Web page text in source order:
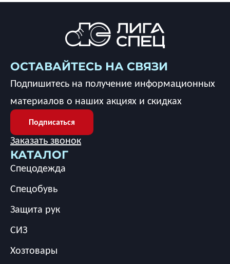
КАТАЛОГ
Спецодежда
Спецобувь
Защита рук
СИЗ
Хозтовары
ОСТАВАЙТЕСЬ НА СВЯЗИ
Подпишитесь на получение информационных
материалов о наших акциях и скидках
Подписаться
Заказать звонок